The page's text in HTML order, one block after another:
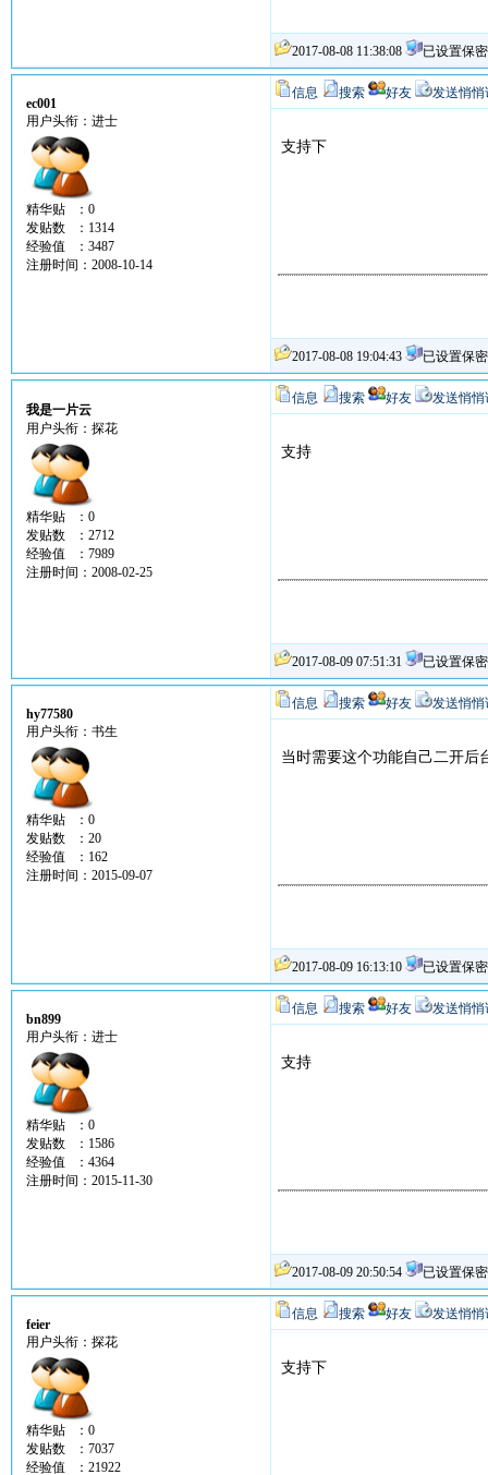
2017-08-08 11:38:08 已设置保密
ec001
用户头衔：进士
精华贴 ：0
发贴数 ：1314
经验值 ：3487
注册时间：2008-10-14
信息 搜索 好友 发送悄悄
支持下
2017-08-08 19:04:43 已设置保密
我是一片云
用户头衔：探花
精华贴 ：0
发贴数 ：2712
经验值 ：7989
注册时间：2008-02-25
信息 搜索 好友 发送悄悄
支持
2017-08-09 07:51:31 已设置保密
hy77580
用户头衔：书生
精华贴 ：0
发贴数 ：20
经验值 ：162
注册时间：2015-09-07
信息 搜索 好友 发送悄悄
当时需要这个功能自己二开后
2017-08-09 16:13:10 已设置保密
bn899
用户头衔：进士
精华贴 ：0
发贴数 ：1586
经验值 ：4364
注册时间：2015-11-30
信息 搜索 好友 发送悄悄
支持
2017-08-09 20:50:54 已设置保密
feier
用户头衔：探花
精华贴 ：0
发贴数 ：7037
经验值 ：21922
信息 搜索 好友 发送悄悄
支持下